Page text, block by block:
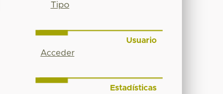
Tipo
Usuario
Acceder
Estadísticas